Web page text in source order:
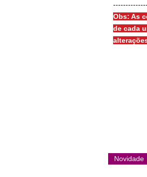
Obs: As
de cada
Novidade